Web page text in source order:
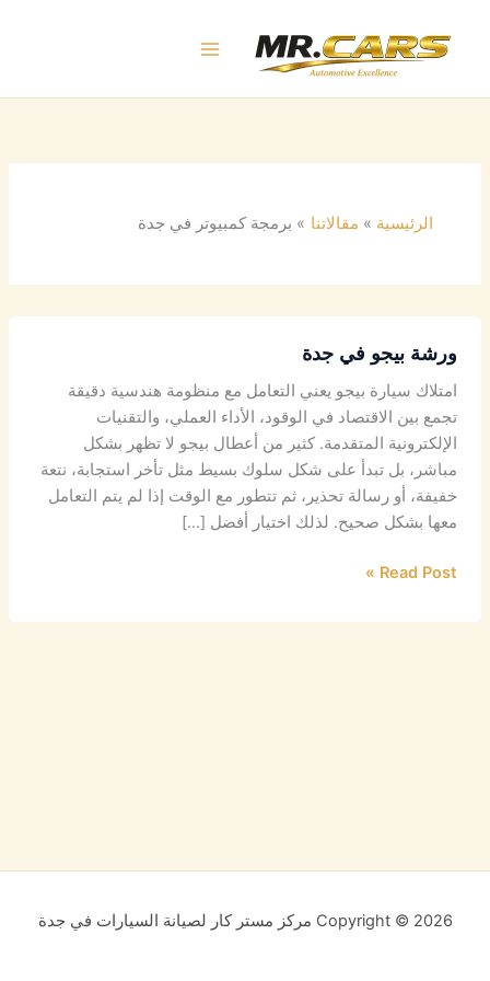
المحتوى
الرئيسية مقالاتنا برمجة كمبيوتر في جدة
ورشة بيجو في جدة
امتلاك سيارة بيجو يعني التعامل مع منظومة هندسية دقيقة
تجمع بين الاقتصاد في الوقود، الأداء العملي، والتقنيات
الإلكترونية المتقدمة. كثير من أعطال بيجو لا تظهر بشكل
مباشر، بل تبدأ على شكل سلوك بسيط مثل تأخر استجابة، نتعة
خفيفة، أو رسالة تحذير، ثم تتطور مع الوقت إذا لم يتم التعامل
معها بشكل صحيح. لذلك اختيار أفضل […]
Read Post »
Copyright © 2026 مركز مستر كار لصيانة السيارات في جدة